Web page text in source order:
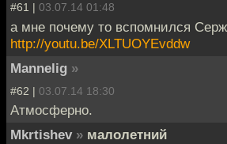
#61 | 03.07.14 01:48
а мне почему то вспомнился
http://youtu.be/XLTUOYEvddw
Mannelig »
#62 | 03.07.14 18:30
Атмосферно.
Mkrtishev » малолетний